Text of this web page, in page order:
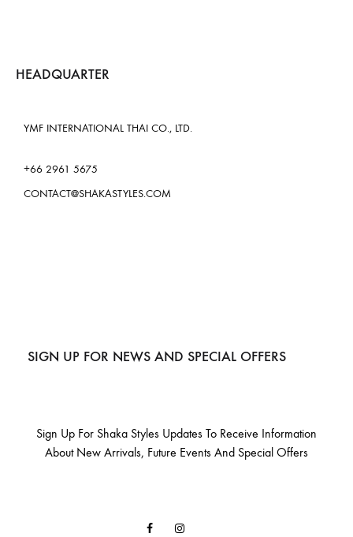
HEADQUARTER
YMF INTERNATIONAL THAI CO., LTD.
+66 2961 5675
CONTACT@SHAKASTYLES.COM
SIGN UP FOR NEWS AND SPECIAL OFFERS
Sign Up For Shaka Styles Updates To Receive Information
About New Arrivals, Future Events And Special Offers
FacebookInstagram